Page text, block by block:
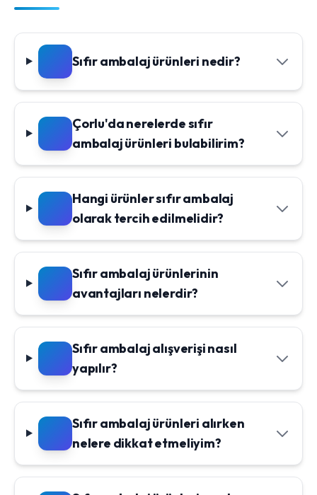
Sıfır ambalaj ürünleri nedir?
Çorlu'da nerelerde sıfır
ambalaj ürünleri bulabilirim?
Hangi ürünler sıfır ambalaj
olarak tercih edilmelidir?
Sıfır ambalaj ürünlerinin
avantajları nelerdir?
Sıfır ambalaj alışverişi nasıl
yapılır?
Sıfır ambalaj ürünleri alırken
nelere dikkat etmeliyim?